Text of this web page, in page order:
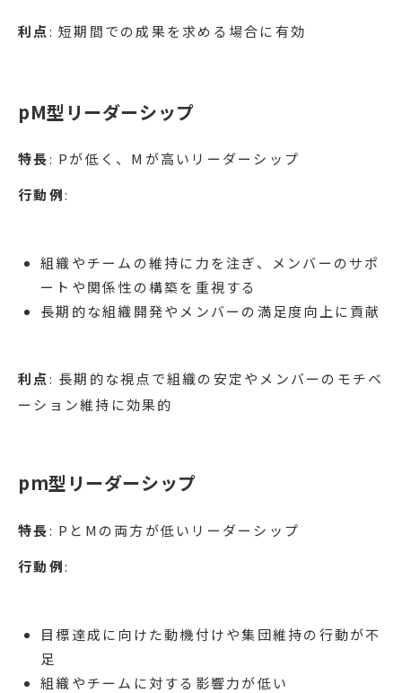
利点: 短期間での成果を求める場合に有効
pM型リーダーシップ
特長: Pが低く、Mが高いリーダーシップ
行動例:
組織やチームの維持に力を注ぎ、メンバーのサポ
ートや関係性の構築を重視する
長期的な組織開発やメンバーの満足度向上に貢献
利点: 長期的な視点で組織の安定やメンバーのモチベ
ーション維持に効果的
pm型リーダーシップ
特長: PとMの両方が低いリーダーシップ
行動例:
目標達成に向けた動機付けや集団維持の行動が不
足
組織やチームに対する影響力が低い